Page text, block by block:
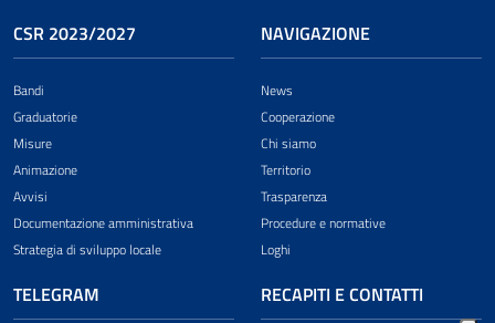
CSR 2023/2027
Bandi
Graduatorie
Misure
Animazione
Avvisi
Documentazione amministrativa
Strategia di sviluppo locale
NAVIGAZIONE
News
Cooperazione
Chi siamo
Territorio
Trasparenza
Procedure e normative
Loghi
TELEGRAM RECAPITI E CONTATTI